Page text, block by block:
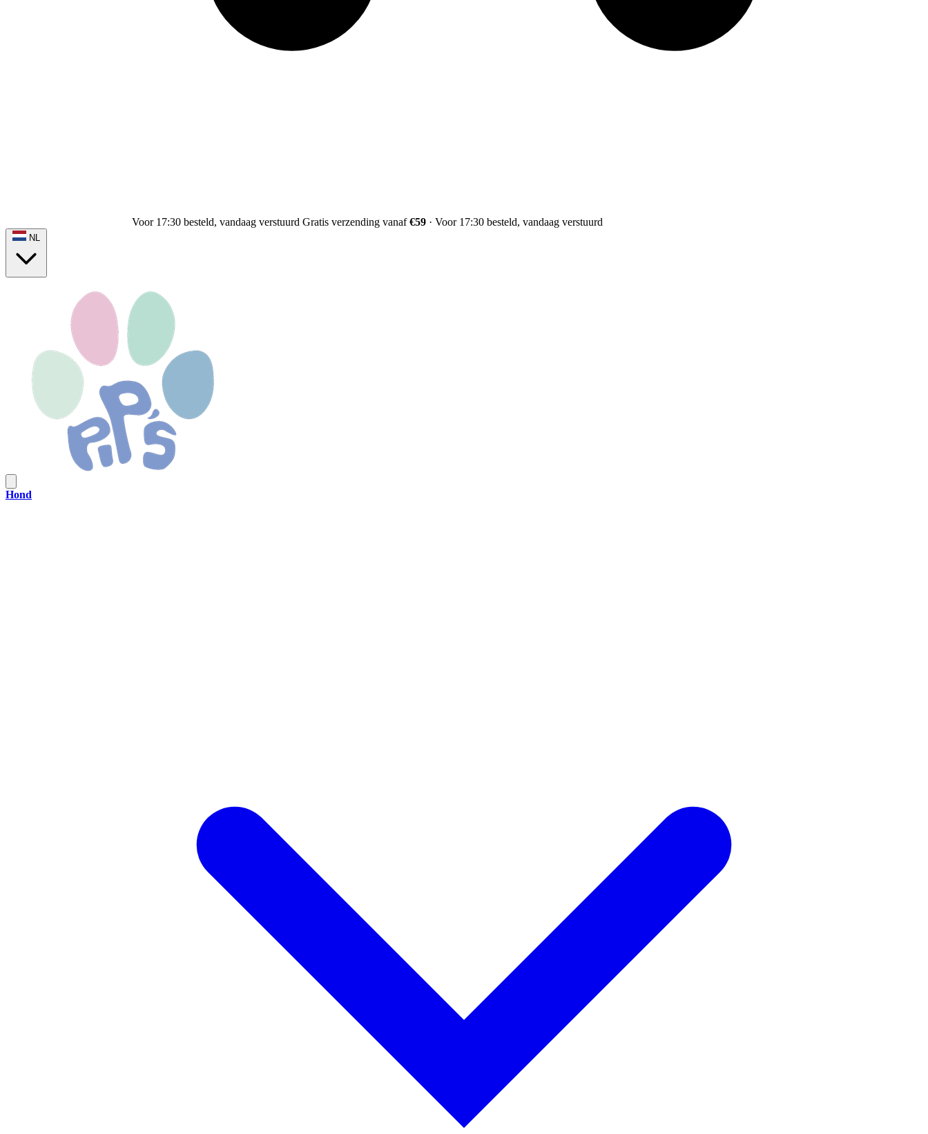
Voor 17:30 besteld, vandaag verstuurd Gratis verzending vanaf€59 · Voor 17:30 besteld, vandaag verstuurd
NL
Hond